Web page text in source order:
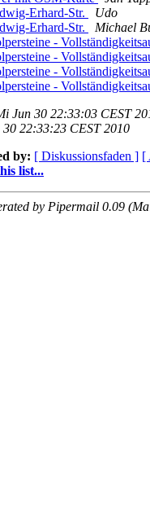
Erhard-Str.
Udo
Erhard-Str.
Michael
-
-
-
-
Jun 30 22:33:03 CEST
22:33:23 CEST 2010
by: [ Diskussionsfaden ] [
list...
by Pipermail 0.09